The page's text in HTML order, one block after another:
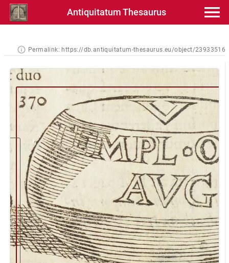
Antiquitatum Thesaurus
Permalink: https://db.antiquitatum-thesaurus.eu/object/23933516